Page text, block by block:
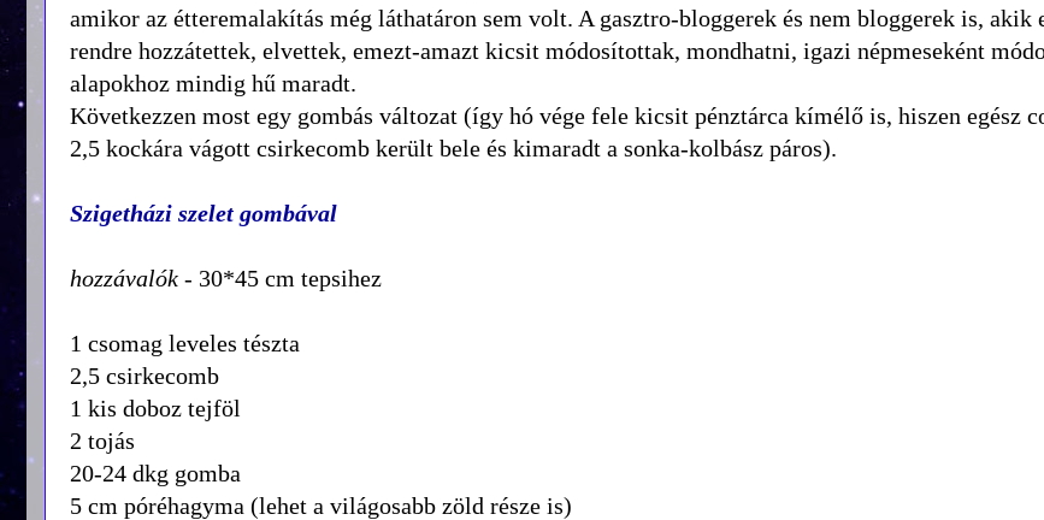
amikor az étteremalakítás még láthatáron sem volt. A gasztro-bloggerek és nem bloggerek is, akik
rendre hozzátettek, elvettek, emezt-amazt kicsit módosítottak, mondhatni, igazi népmeseként
alapokhoz mindig hű maradt.
Következzen most egy gombás változat (így hó vége fele kicsit pénztárca kímélő is, hiszen egész
2,5 kockára vágott csirkecomb került bele és kimaradt a sonka-kolbász páros).
Szigetházi szelet gombával
hozzávalók - 30*45 cm tepsihez
1 csomag leveles tészta
2,5 csirkecomb
1 kis doboz tejföl
2 tojás
20-24 dkg gomba
5 cm póréhagyma (lehet a világosabb zöld része is)